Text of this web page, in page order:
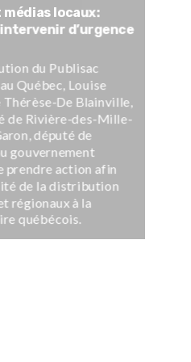
médias locaux:
d’urgence
du Publisac
Québec, Louise
Thérèse-De Blainville,
de Rivière-des-Mille-
député de
gouvernement
prendre action afin
de la distribution
régionaux à la
québécois.